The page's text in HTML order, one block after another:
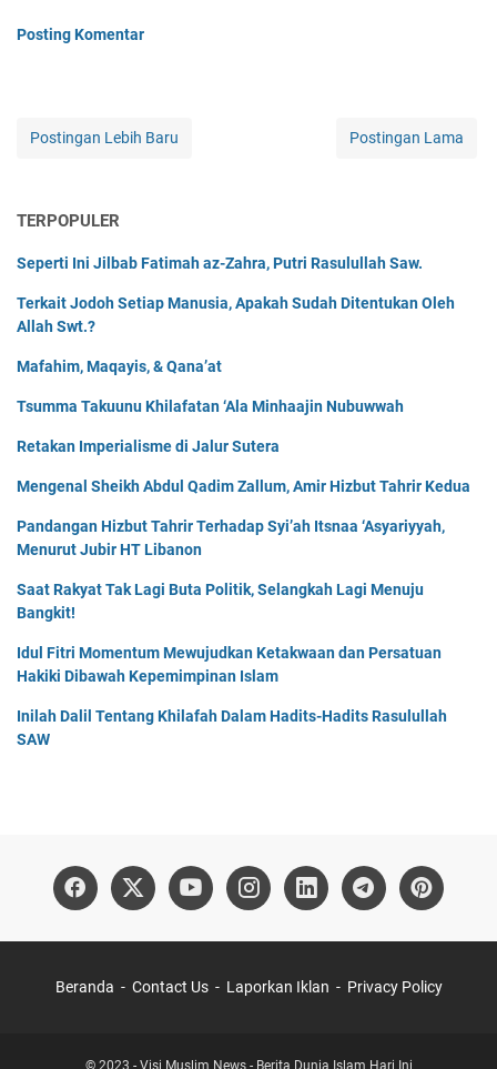
Posting Komentar
Postingan Lebih Baru Postingan Lama
TERPOPULER
Seperti Ini Jilbab Fatimah az-Zahra, Putri Rasulullah Saw.
Terkait Jodoh Setiap Manusia, Apakah Sudah Ditentukan Oleh
Allah Swt.?
Mafahim, Maqayis, & Qana’at
Tsumma Takuunu Khilafatan ‘Ala Minhaajin Nubuwwah
Retakan Imperialisme di Jalur Sutera
Mengenal Sheikh Abdul Qadim Zallum, Amir Hizbut Tahrir Kedua
Pandangan Hizbut Tahrir Terhadap Syi’ah Itsnaa ‘Asyariyyah,
Menurut Jubir HT Libanon
Saat Rakyat Tak Lagi Buta Politik, Selangkah Lagi Menuju
Bangkit!
Idul Fitri Momentum Mewujudkan Ketakwaan dan Persatuan
Hakiki Dibawah Kepemimpinan Islam
Inilah Dalil Tentang Khilafah Dalam Hadits-Hadits Rasulullah
SAW
Beranda Contact Us Laporkan Iklan Privacy Policy